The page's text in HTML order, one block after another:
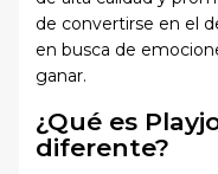
de convertirse en el
en busca de
ganar.
¿Qué es
diferente?